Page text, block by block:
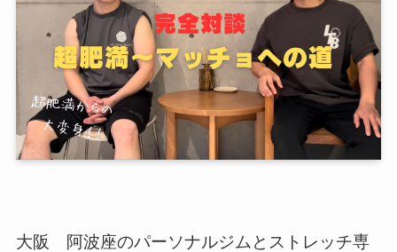
大阪 阿波座のパーソナルジムとストレッチ専